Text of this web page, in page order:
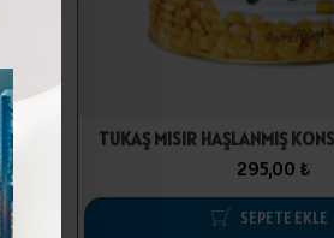
TUKAŞ MISIR HAŞLANMIŞ
295,00 ₺
SEPETE EKLE